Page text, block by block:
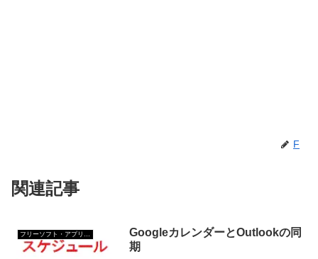
F
関連記事
GoogleカレンダーとOutlookの同
期